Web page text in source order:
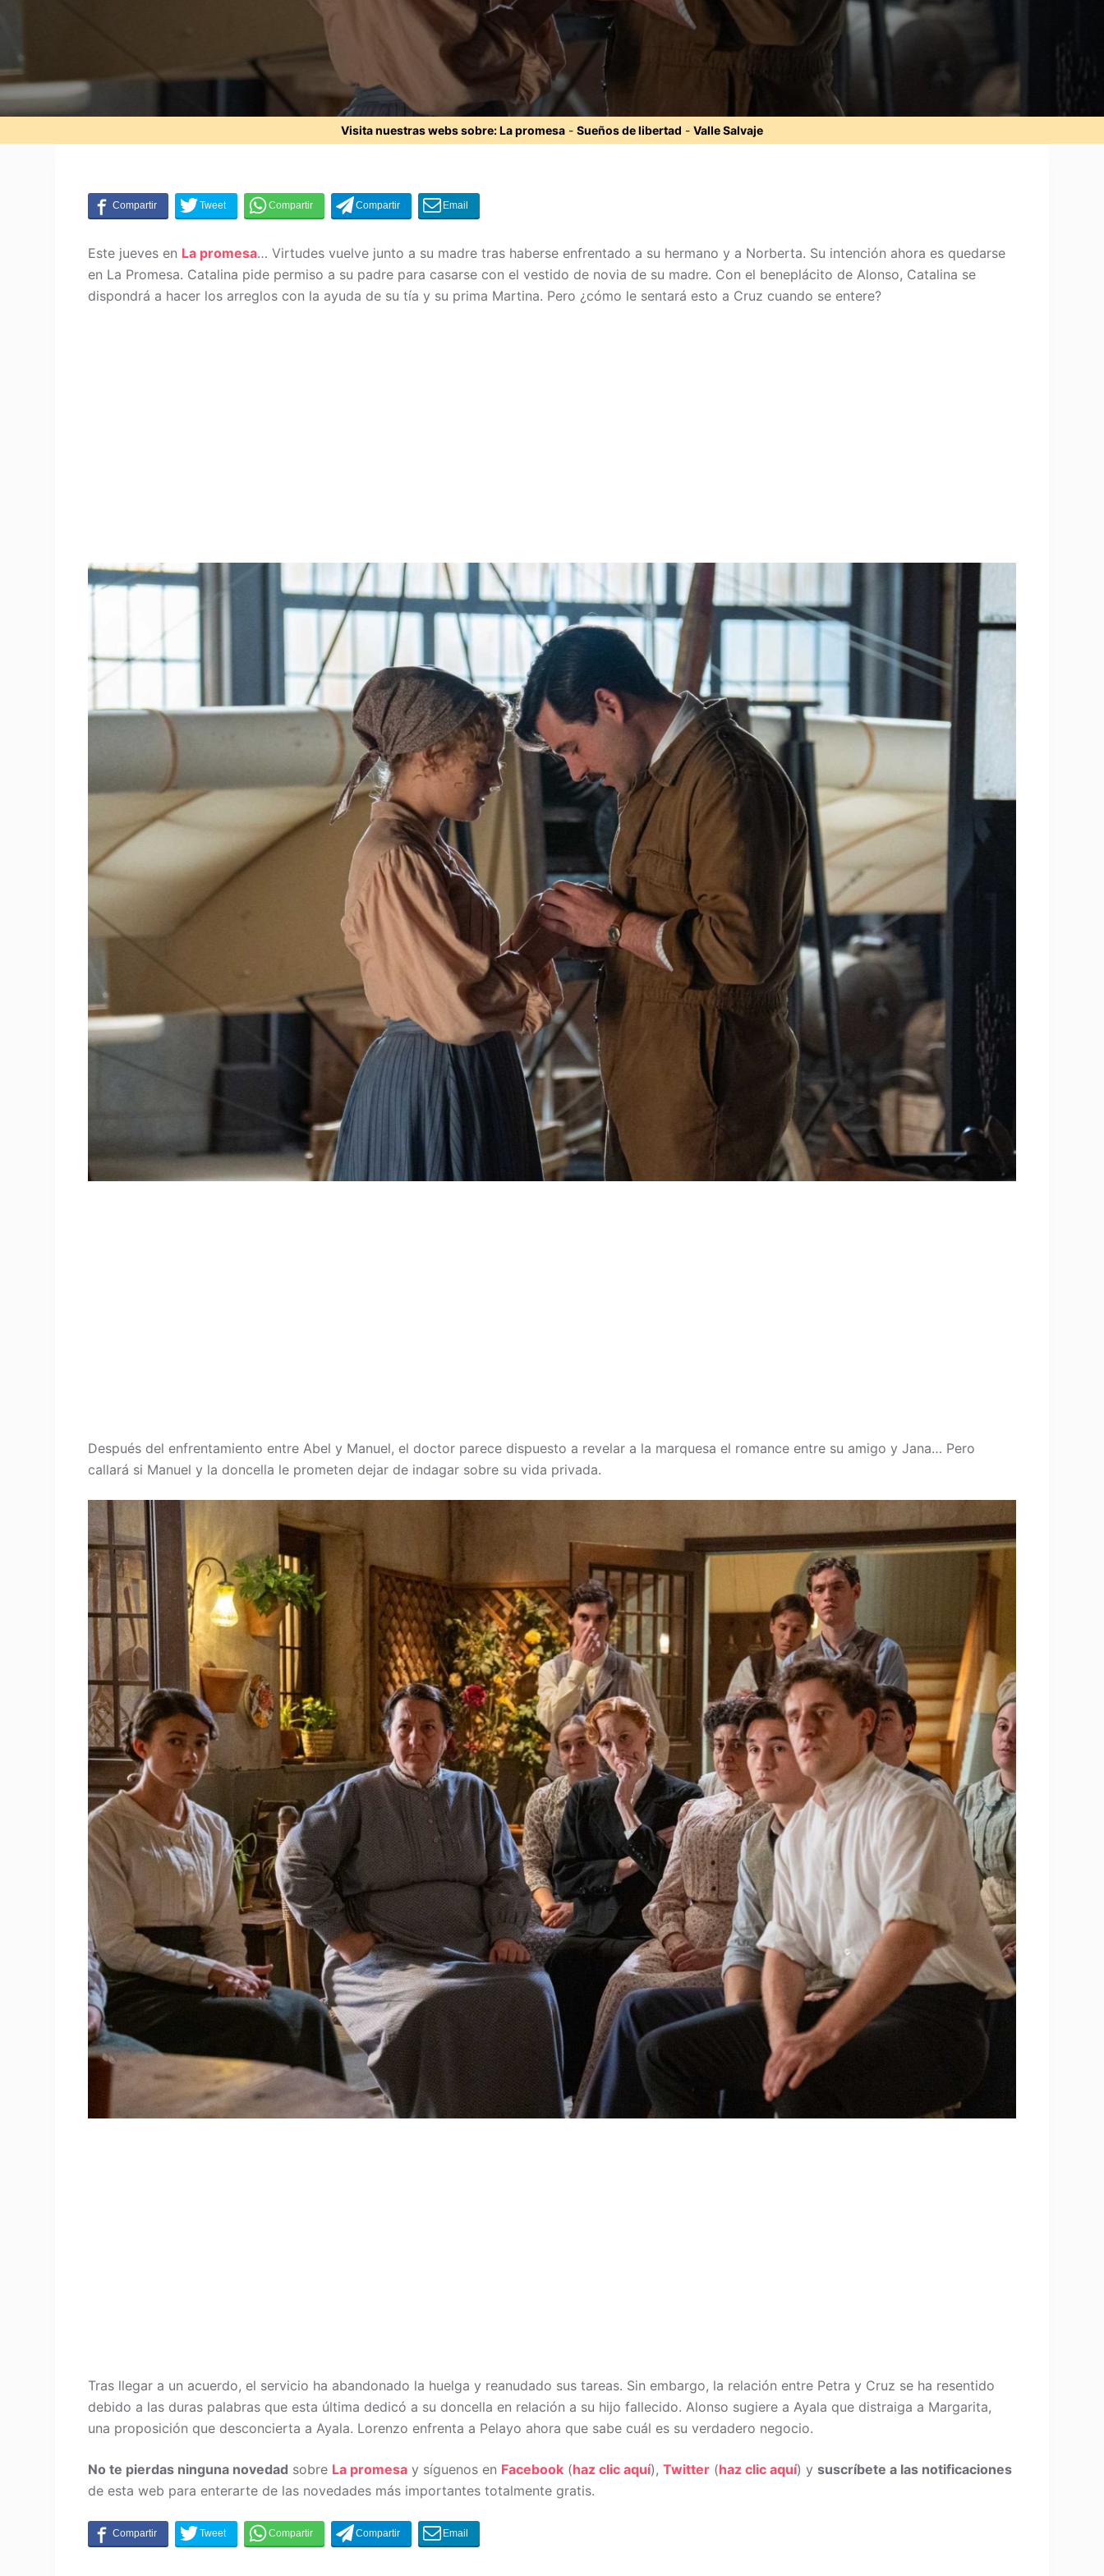
Visita nuestras webs sobre:La promesa - Sueños de libertad - Valle Salvaje
Este jueves en La promesa… Virtudes vuelve junto a su madre tras haberse enfrentado a su hermano y a Norberta. Su intención ahora es quedarse
en La Promesa. Catalina pide permiso a su padre para casarse con el vestido de novia de su madre. Con el beneplácito de Alonso, Catalina se
dispondrá a hacer los arreglos con la ayuda de su tía y su prima Martina. Pero ¿cómo le sentará esto a Cruz cuando se entere?
Después del enfrentamiento entre Abel y Manuel, el doctor parece dispuesto a revelar a la marquesa el romance entre su amigo y Jana… Pero
callará si Manuel y la doncella le prometen dejar de indagar sobre su vida privada.
Tras llegar a un acuerdo, el servicio ha abandonado la huelga y reanudado sus tareas. Sin embargo, la relación entre Petra y Cruz se ha resentido
debido a las duras palabras que esta última dedicó a su doncella en relación a su hijo fallecido. Alonso sugiere a Ayala que distraiga a Margarita,
una proposición que desconcierta a Ayala. Lorenzo enfrenta a Pelayo ahora que sabe cuál es su verdadero negocio.
No te pierdas ninguna novedad sobre La promesa y síguenos en Facebook (haz clic aquí),Twitter (haz clic aquí) ysuscríbete a las notificaciones
de esta web para enterarte de las novedades más importantes totalmente gratis.